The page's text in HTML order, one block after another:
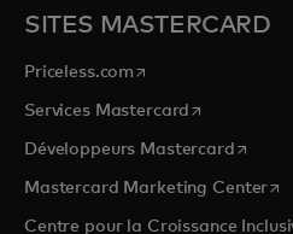
SITES MASTERCARD
Priceless.com s’ouvre dans un
Services Mastercard s’ouvre
Développeurs Mastercard
Mastercard Marketing Center
Centre pour la Croissance